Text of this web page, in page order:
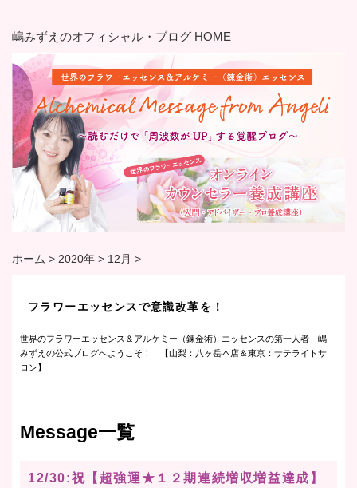
嶋みずえのオフィシャル・ブログ HOME
ホーム > 2020年 > 12月 >
フラワーエッセンスで意識改革を！
世界のフラワーエッセンス＆アルケミー（錬金術）エッセンスの第一人者 嶋
みずえの公式ブログへようこそ！ 【山梨：八ヶ岳本店＆東京：サテライトサ
ロン】
Message一覧
12/30:祝【超強運★１２期連続増収増益達成】